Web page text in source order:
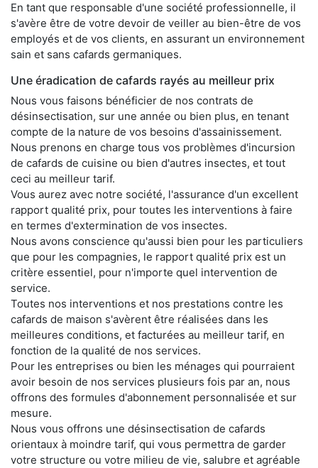
En tant que responsable d'une société professionnelle, il
s'avère être de votre devoir de veiller au bien-être de vos
employés et de vos clients, en assurant un environnement
sain et sans cafards germaniques.
Une éradication de cafards rayés au meilleur prix
Nous vous faisons bénéficier de nos contrats de
désinsectisation, sur une année ou bien plus, en tenant
compte de la nature de vos besoins d'assainissement.
Nous prenons en charge tous vos problèmes d'incursion
de cafards de cuisine ou bien d'autres insectes, et tout
ceci au meilleur tarif.
Vous aurez avec notre société, l'assurance d'un excellent
rapport qualité prix, pour toutes les interventions à faire
en termes d'extermination de vos insectes.
Nous avons conscience qu'aussi bien pour les particuliers
que pour les compagnies, le rapport qualité prix est un
critère essentiel, pour n'importe quel intervention de
service.
Toutes nos interventions et nos prestations contre les
cafards de maison s'avèrent être réalisées dans les
meilleures conditions, et facturées au meilleur tarif, en
fonction de la qualité de nos services.
Pour les entreprises ou bien les ménages qui pourraient
avoir besoin de nos services plusieurs fois par an, nous
offrons des formules d'abonnement personnalisée et sur
mesure.
Nous vous offrons une désinsectisation de cafards
orientaux à moindre tarif, qui vous permettra de garder
votre structure ou votre milieu de vie, salubre et agréable